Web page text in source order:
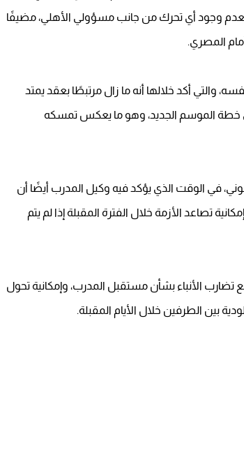
وجود أي تحرك من جانب مسؤولي الأهلي، مضيفًا
المصري.
والتي أكد خلالها أنه ما زال مرتبطًا بعقد يمتد
خطة الموسم الجديد، وهو ما يعكس تمسكه
في الوقت الذي يؤكد فيه وكيل المدرب أيضًا أن
تصاعد الأزمة خلال الفترة المقبلة إذا لم يتم
الأنباء بشأن مستقبل المدرب، وإمكانية تحول
بين الطرفين خلال الأيام المقبلة.